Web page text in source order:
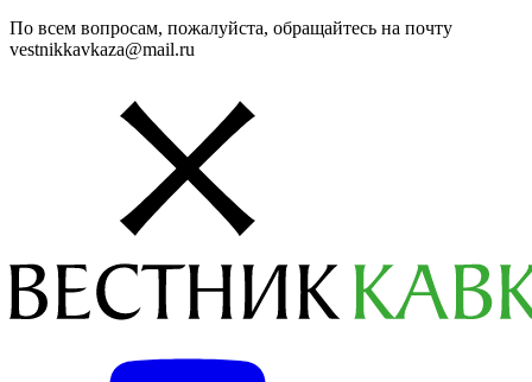
По всем вопросам, пожалуйста, обращайтесь на почту
vestnikkavkaza@mail.ru